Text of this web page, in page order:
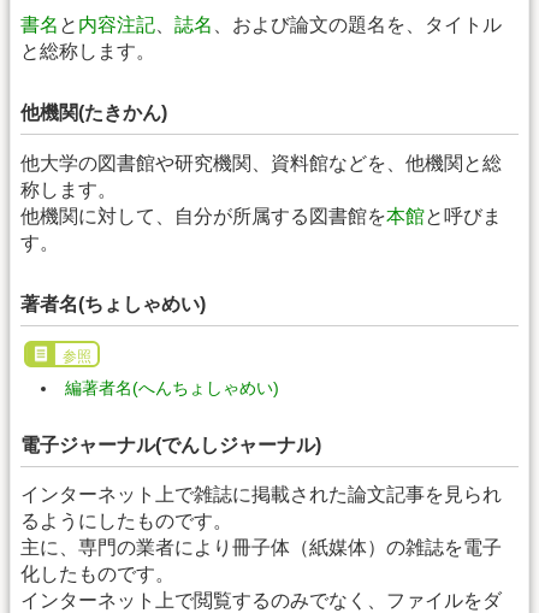
書名 と 内容注記 誌名
、および論文の題名を、タイトル
と総称します。
他機関(たきかん)
他大学の図書館や研究機関、資料館などを、他機関と総
称します。
他機関に対して、自分が所属する図書館を本館と呼びま
す。
著者名(ちょしゃめい)
参照
編著者名(へんちょしゃめい)
電子ジャーナル(でんしジャーナル)
インターネット上で雑誌に掲載された論文記事を見られ
るようにしたものです。
主に、専門の業者により冊子体（紙媒体）の雑誌を電子
化したものです。
インターネット上で閲覧するのみでなく、ファイルをダ